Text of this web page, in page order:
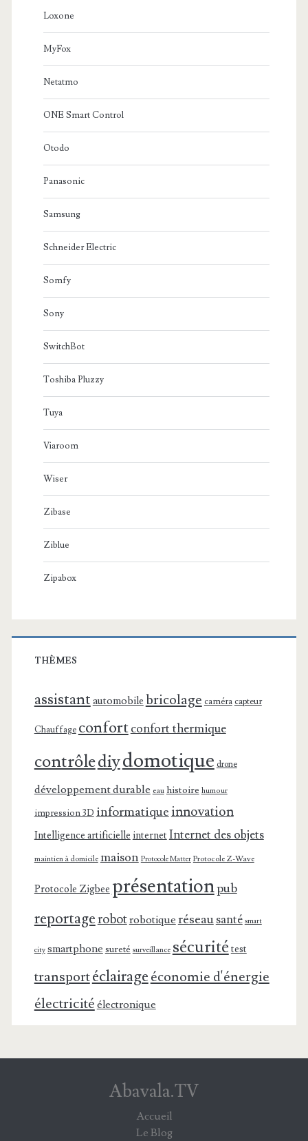
Loxone
MyFox
Netatmo
ONE Smart Control
Otodo
Panasonic
Samsung
Schneider Electric
Somfy
Sony
SwitchBot
Toshiba Pluzzy
Tuya
Viaroom
Wiser
Zibase
Ziblue
Zipabox
THÈMES
assistant automobile bricolage caméra capteur
Chauffage confortconfort thermique
contrôlediydomotique drone
développement durable eau histoire humour
impression 3D informatiqueinnovation
Intelligence artificielle internet Internet des objets
maintien à domicile maison Protocole Matter Protocole Z-Wave
Protocole Zigbee présentationpub
reportagerobotrobotique réseausanté smart
city smartphone sureté surveillance sécuritétest
transportéclairageéconomie d'énergie
électricité électronique
Abavala.TV
Accueil
Le Blog